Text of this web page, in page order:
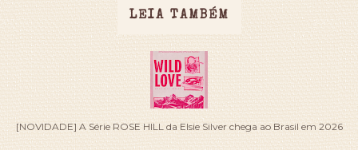
LEIA TAMBÉM
[NOVIDADE] A Série ROSE HILL da Elsie Silver chega ao Brasil em 2026